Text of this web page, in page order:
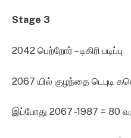
Stage 3
2042 பெற்றோர் – டிகிரி படிப்பு
2067 யில் குழந்தை டெபுடி
இப்போது 2067 -1987 = 80